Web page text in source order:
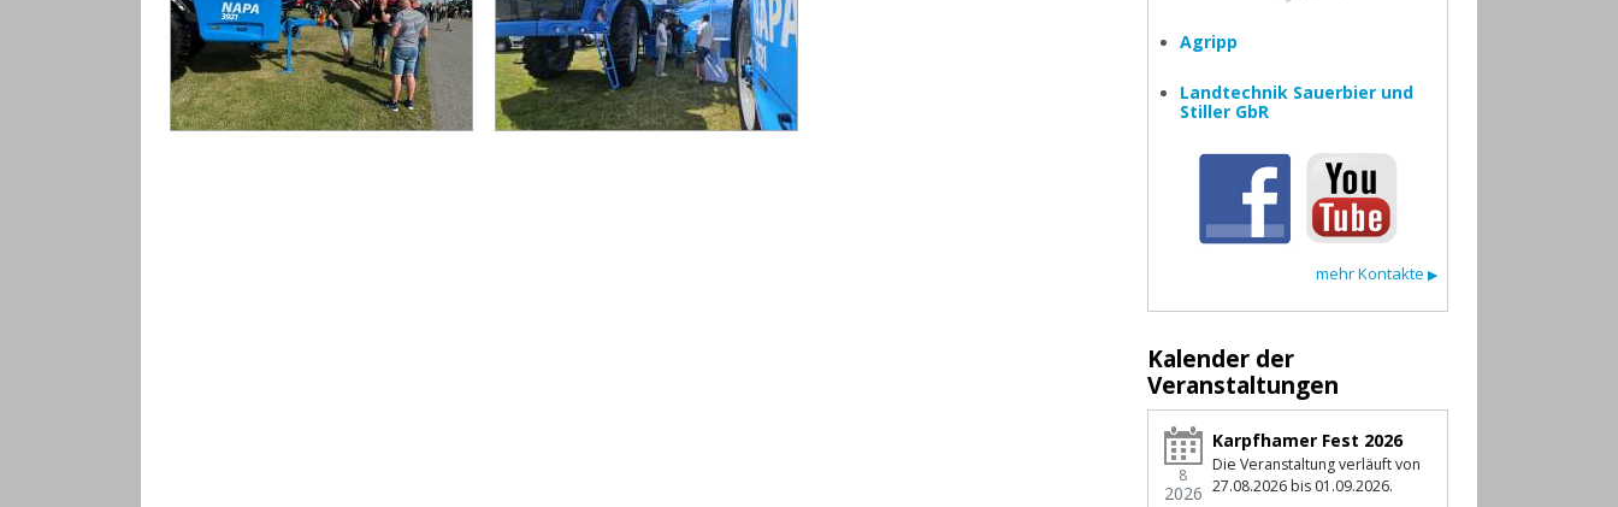
Agripp
Landtechnik Sauerbier und
Stiller GbR
mehr Kontakte ▶
Kalender der
Veranstaltungen
8
2026
Karpfhamer Fest 2026
Die Veranstaltung verläuft von
27.08.2026 bis 01.09.2026.